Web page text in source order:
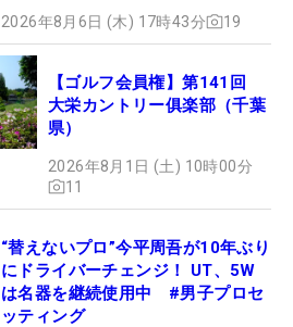
2026年8月6日 (木) 17時43分 19
【ゴルフ会員権】第141回
大栄カントリー俱楽部（千葉
県）
2026年8月1日 (土) 10時00分
11
“替えないプロ”今平周吾が10年ぶり
にドライバーチェンジ！ UT、5W
は名器を継続使用中 #男子プロセ
ッティング